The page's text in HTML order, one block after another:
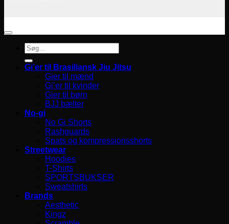
Søg
efter:
Gi’er til Brasiliansk Jiu Jitsu
Gier til mænd
Gi’er til kvinder
Gier til børn
BJJ bælter
No-gi
No Gi Shorts
Rashguards
Spats og kompressionsshorts
Streetwear
Hoodies
T-Shirts
SPORTSBUKSER
Sweatshirts
Brands
Aesthetic
Kingz